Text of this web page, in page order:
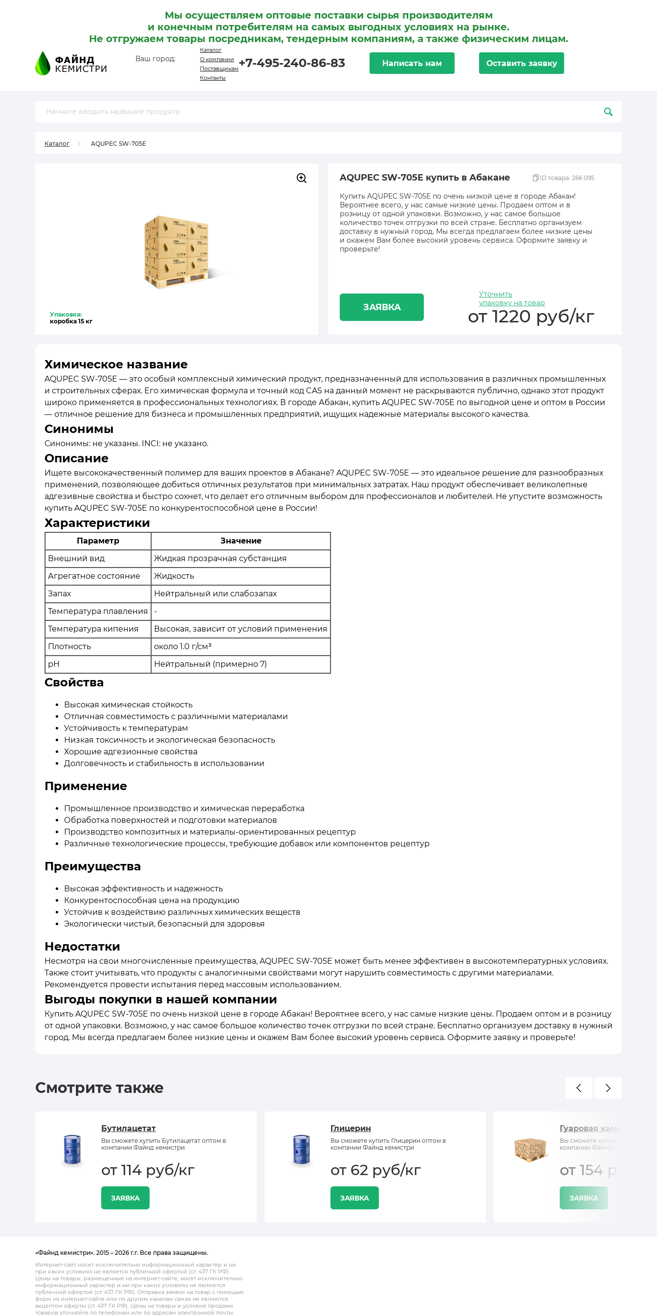
Мы осуществляем оптовые поставки сырья производителям
и конечным потребителям на самых выгодных условиях на рынке.
Не отгружаем товары посредникам, тендерным компаниям, а также физическим лицам.
Ваш город:
Каталог
О компании
Поставщикам
Контакты
+7-495-240-86-83 Написать нам Оставить заявку
Каталог AQUPEC SW-705E
Упаковка:
коробка 15 кг
AQUPEC SW-705E купить в Абакане ID товара: 266 095
Купить AQUPEC SW-705E по очень низкой цене в городе Абакан!
Вероятнее всего, у нас самые низкие цены. Продаем оптом и в
розницу от одной упаковки. Возможно, у нас самое большое
количество точек отгрузки по всей стране. Бесплатно организуем
доставку в нужный город. Мы всегда предлагаем более низкие цены
и окажем Вам более высокий уровень сервиса. Оформите заявку и
проверьте!
ЗАЯВКА
Уточнить
упаковку на товар
от 1220 руб/кг
Химическое название
AQUPEC SW-705E — это особый комплексный химический продукт, предназначенный для использования в различных промышленных
и строительных сферах. Его химическая формула и точный код CAS на данный момент не раскрываются публично, однако этот продукт
широко применяется в профессиональных технологиях. В городе Абакан, купить AQUPEC SW-705E по выгодной цене и оптом в России
— отличное решение для бизнеса и промышленных предприятий, ищущих надежные материалы высокого качества.
Синонимы
Синонимы: не указаны. INCI: не указано.
Описание
Ищете высококачественный полимер для ваших проектов в Абакане? AQUPEC SW-705E — это идеальное решение для разнообразных
применений, позволяющее добиться отличных результатов при минимальных затратах. Наш продукт обеспечивает великолепные
адгезивные свойства и быстро сохнет, что делает его отличным выбором для профессионалов и любителей. Не упустите возможность
купить AQUPEC SW-705E по конкурентоспособной цене в России!
Характеристики
Параметр
Значение
Внешний вид
Жидкая прозрачная субстанция
Агрегатное состояние
Жидкость
Запах
Нейтральный или слабозапах
Температура плавления
-
Температура кипения
Высокая, зависит от условий применения
Плотность
около 1.0 г/см³
pH
Нейтральный (примерно 7)
Свойства
Высокая химическая стойкость
Отличная совместимость с различными материалами
Устойчивость к температурам
Низкая токсичность и экологическая безопасность
Хорошие адгезионные свойства
Долговечность и стабильность в использовании
Применение
Промышленное производство и химическая переработка
Обработка поверхностей и подготовки материалов
Производство композитных и материалы-ориентированных рецептур
Различные технологические процессы, требующие добавок или компонентов рецептур
Преимущества
Высокая эффективность и надежность
Конкурентоспособная цена на продукцию
Устойчив к воздействию различных химических веществ
Экологически чистый, безопасный для здоровья
Недостатки
Несмотря на свои многочисленные преимущества, AQUPEC SW-705E может быть менее эффективен в высокотемпературных условиях.
Также стоит учитывать, что продукты с аналогичными свойствами могут нарушить совместимость с другими материалами.
Рекомендуется провести испытания перед массовым использованием.
Выгоды покупки в нашей компании
Купить AQUPEC SW-705E по очень низкой цене в городе Абакан! Вероятнее всего, у нас самые низкие цены. Продаем оптом и в розницу
от одной упаковки. Возможно, у нас самое большое количество точек отгрузки по всей стране. Бесплатно организуем доставку в нужный
город. Мы всегда предлагаем более низкие цены и окажем Вам более высокий уровень сервиса. Оформите заявку и проверьте!
Смотрите также
Бутилацетат
Вы сможете купить Бутилацетат оптом в
компании Файнд кемистри
от 114 руб/кг
ЗАЯВКА
Глицерин
Вы сможете купить Глицерин оптом в
компании Файнд кемистри
от 62 руб/кг
ЗАЯВКА
Гуаровая камедь
Вы сможете купить Гуаровая
компании Файнд кемистри
от 154 руб/кг
ЗАЯВКА
«Файнд кемистри». 2015 – 2026 г.г. Все права защищены.
Интернет-сайт носит исключительно информационный характер и ни
при каких условиях не является публичной офертой (ст. 437 ГК РФ).
Цены на товары, размещенные на интернет-сайте, носят исключительно
информационный характер и ни при каких условиях не являются
публичной офертой (ст. 437 ГК РФ). Отправка заявок на товар с помощью
форм на интернет-сайте или по другим каналам связи не являются
акцептом оферты (ст. 437 ГК РФ). Цены на товары и условия продажи
товаров уточняйте по телефонам или по адресам электронной почты.